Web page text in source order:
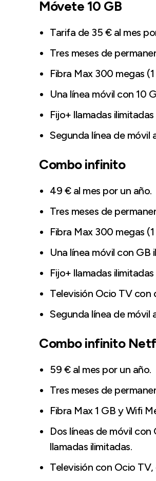
Móvete 10 GB
Tarifa de 35 € al mes
Tres meses de
Fibra Max 300 megas
Una línea móvil con 10
Fijo+ llamadas
Segunda línea de móvil
Combo infinito
49 € al mes por un año.
Tres meses de
Fibra Max 300 megas
Una línea móvil con GB
Fijo+ llamadas
Televisión Ocio TV
Segunda línea de móvil
Combo infinito
59 € al mes por un año.
Tres meses de
Fibra Max 1 GB y Wifi
Dos líneas de móvil
llamadas ilimitadas.
Televisión con Ocio